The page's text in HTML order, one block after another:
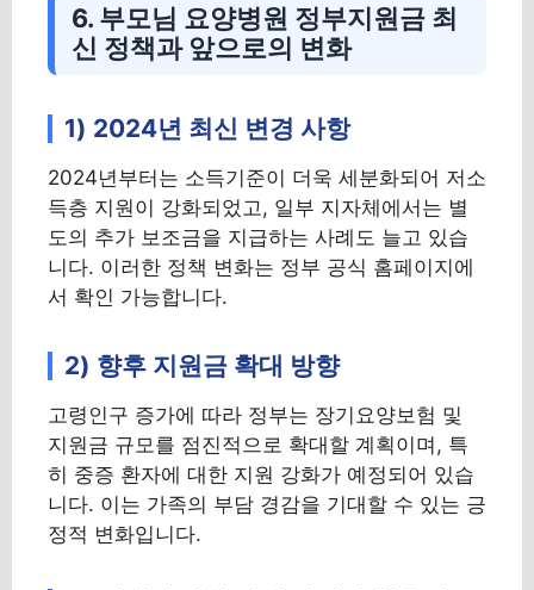
6. 부모님 요양병원 정부지원금 최
신 정책과 앞으로의 변화
1) 2024년 최신 변경 사항
2024년부터는 소득기준이 더욱 세분화되어 저소
득층 지원이 강화되었고, 일부 지자체에서는 별
도의 추가 보조금을 지급하는 사례도 늘고 있습
니다. 이러한 정책 변화는 정부 공식 홈페이지에
서 확인 가능합니다.
2) 향후 지원금 확대 방향
고령인구 증가에 따라 정부는 장기요양보험 및
지원금 규모를 점진적으로 확대할 계획이며, 특
히 중증 환자에 대한 지원 강화가 예정되어 있습
니다. 이는 가족의 부담 경감을 기대할 수 있는 긍
정적 변화입니다.